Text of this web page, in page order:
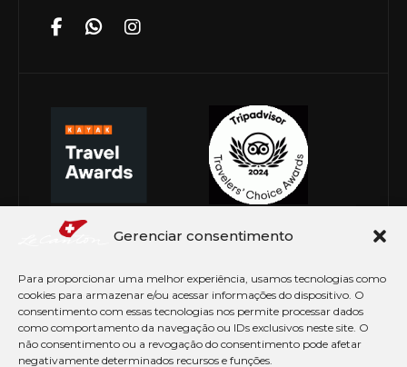
Gerenciar consentimento
Para proporcionar uma melhor experiência, usamos tecnologias como
cookies para armazenar e/ou acessar informações do dispositivo. O
consentimento com essas tecnologias nos permite processar dados
como comportamento da navegação ou IDs exclusivos neste site. O
não consentimento ou a revogação do consentimento pode afetar
negativamente determinados recursos e funções.
© Copyright 2026 Le Canton. Todos os direitos